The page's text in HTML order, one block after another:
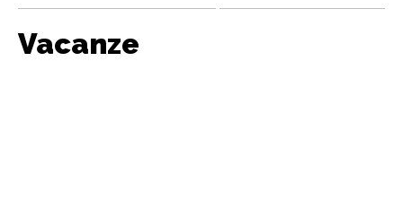
Vacanze